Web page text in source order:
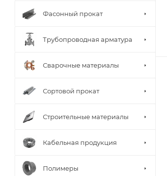
Фасонный прокат
Трубопроводная арматура
Сварочные материалы
Сортовой прокат
Строительные материалы
Кабельная продукция
Полимеры